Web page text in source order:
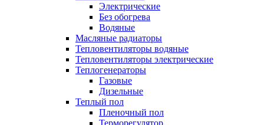
Электрические
Без обогрева
Водяные
Масляные радиаторы
Тепловентиляторы водяные
Тепловентиляторы электрические
Теплогенераторы
Газовые
Дизельные
Теплый пол
Пленочный пол
Терморегулятор